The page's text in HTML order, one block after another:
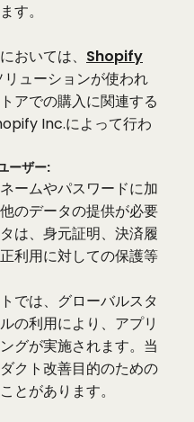
す。
おいては、 Shopify
ューションが使われ
アでの購入に関連する
Inc.によって行わ
ーザー:
ームやパスワードに加
のデータの提供が必要
は、身元証明、決済履
利用に対しての保護等
では、グローバルスタ
の利用により、アプリ
グが実施されます。当
クト改善目的のための
とがあります。